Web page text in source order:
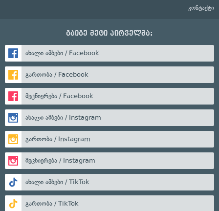
კონტაქტი
გაიგე მეტი პირველმა:
ახალი ამბები / Facebook
გართობა / Facebook
მეცნიერება / Facebook
ახალი ამბები / Instagram
გართობა / Instagram
მეცნიერება / Instagram
ახალი ამბები / TikTok
გართობა / TikTok